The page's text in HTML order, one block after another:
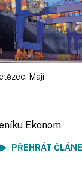
Mají
Ekonom
PŘEHRÁT